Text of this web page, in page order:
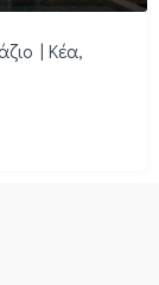
| Κέα,